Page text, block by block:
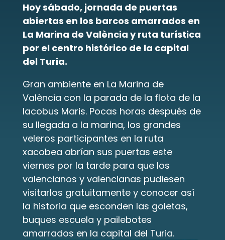
Hoy sábado, jornada de puertas
abiertas en los barcos amarrados en
La Marina de València y ruta turística
por el centro histórico de la capital
del Turia.
Gran ambiente en La Marina de
València con la parada de la flota de la
Iacobus Maris. Pocas horas después de
su llegada a la marina, los grandes
veleros participantes en la ruta
xacobea abrían sus puertas este
viernes por la tarde para que los
valencianos y valencianas pudiesen
visitarlos gratuitamente y conocer así
la historia que esconden las goletas,
buques escuela y pailebotes
amarrados en la capital del Turia.